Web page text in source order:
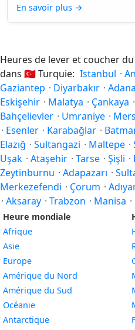
En savoir plus →
Heures de lever et coucher
dans 🇹🇷Turquie: Istanbul ·
Gaziantep · Diyarbakır · Adana
Eskişehir · Malatya · Çankaya ·
Bahçelievler · Umraniye ·
· Esenler · Karabağlar ·
Elazığ · Sultangazi · Maltepe ·
Uşak · Ataşehir · Tarse · Şişli ·
Zeytinburnu · Adapazarı ·
Merkezefendi · Çorum ·
· Aksaray · Trabzon · Manisa ·
Heure mondiale
Afrique
Asie
Europe
Amérique du Nord
Amérique du Sud
Océanie
Antarctique